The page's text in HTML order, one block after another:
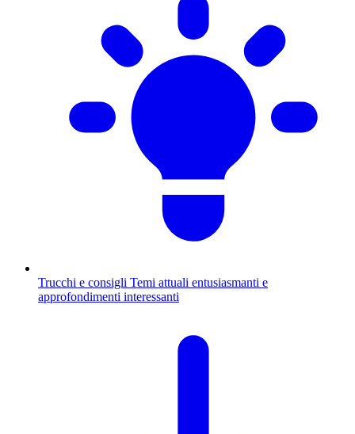
Trucchi e consigli Temi attuali entusiasmanti e
approfondimenti interessanti